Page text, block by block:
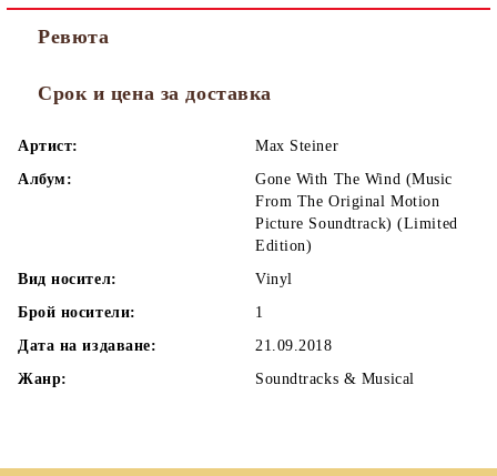
Ревюта
Срок и цена за доставка
Артист:
Max Steiner
Албум:
Gone With The Wind (Music
From The Original Motion
Picture Soundtrack) (Limited
Edition)
Вид носител:
Vinyl
Брой носители:
1
Дата на издаване:
21.09.2018
Жанр:
Soundtracks & Musical